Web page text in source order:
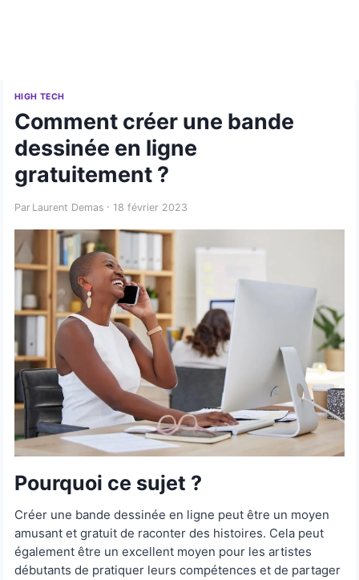
HIGH TECH
Comment créer une bande
dessinée en ligne
gratuitement ?
Par Laurent Demas 18 février 2023
Pourquoi ce sujet ?
Créer une bande dessinée en ligne peut être un moyen
amusant et gratuit de raconter des histoires. Cela peut
également être un excellent moyen pour les artistes
débutants de pratiquer leurs compétences et de partager